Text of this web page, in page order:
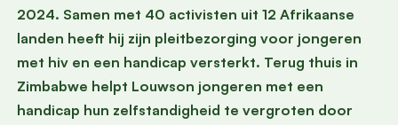
2024. Samen met 40 activisten uit 12 Afrikaanse
landen heeft hij zijn pleitbezorging voor jongeren
met hiv en een handicap versterkt. Terug thuis in
Zimbabwe helpt Louwson jongeren met een
handicap hun zelfstandigheid te vergroten door